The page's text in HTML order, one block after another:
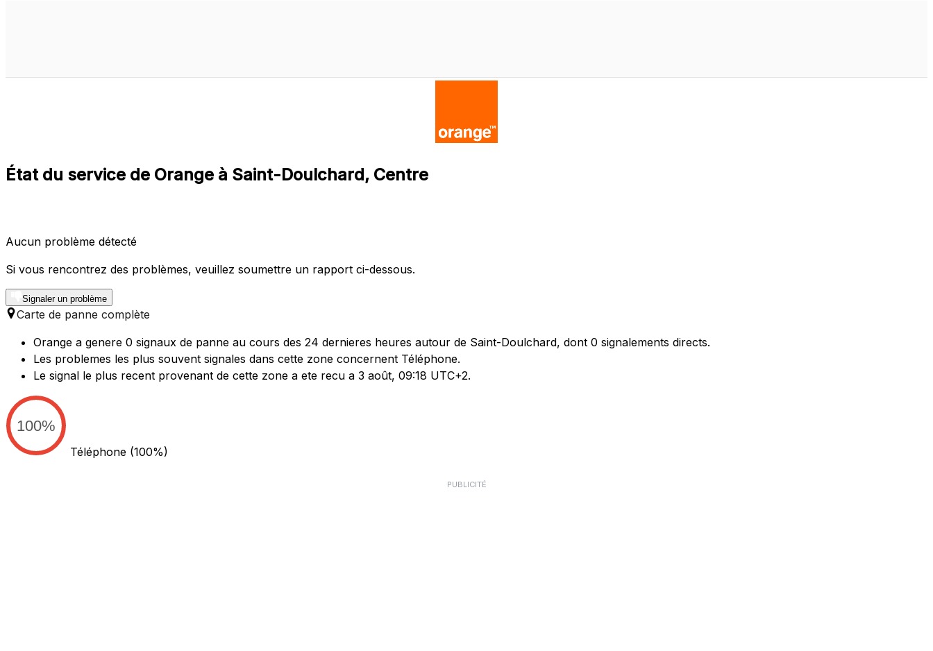
État du service de Orange à Saint-Doulchard, Centre
Aucun problème détecté
Si vous rencontrez des problèmes, veuillez soumettre un rapport ci-dessous.
Signaler un problème
Carte de panne complète
Orange a genere 0 signaux de panne au cours des 24 dernieres heures autour de Saint-Doulchard, dont 0 signalements directs.
Les problemes les plus souvent signales dans cette zone concernent Téléphone.
Le signal le plus recent provenant de cette zone a ete recu a 3 août, 09:18 UTC+2.
100%
Téléphone (100%)
PUBLICITÉ